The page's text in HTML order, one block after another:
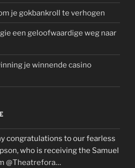
je gokbankroll te verhogen
een geloofwaardige weg naar
je winnende casino
congratulations to our fearless
who is receiving the Samuel
@Theatrefora…